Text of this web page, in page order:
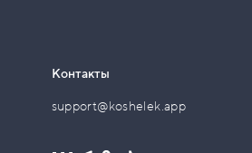
Контакты
support@koshelek.app